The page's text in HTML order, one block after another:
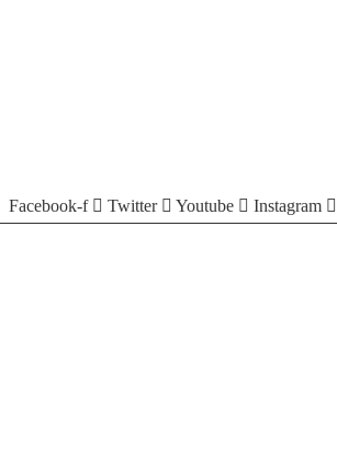
Facebook-f
Twitter Youtube Instagram